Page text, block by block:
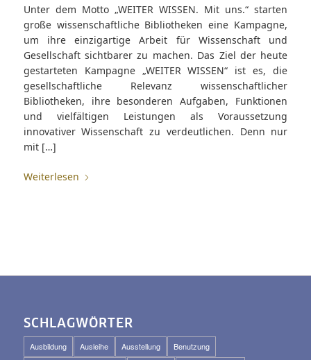
Unter dem Motto „WEITER WISSEN. Mit uns.“ starten
große wissenschaftliche Bibliotheken eine Kampagne,
um ihre einzigartige Arbeit für Wissenschaft und
Gesellschaft sichtbarer zu machen. Das Ziel der heute
gestarteten Kampagne „WEITER WISSEN“ ist es, die
gesellschaftliche Relevanz wissenschaftlicher
Bibliotheken, ihre besonderen Aufgaben, Funktionen
und vielfältigen Leistungen als Voraussetzung
innovativer Wissenschaft zu verdeutlichen. Denn nur
mit […]
Weiterlesen
SCHLAGWÖRTER
Ausbildung Ausleihe Ausstellung
Benutzung